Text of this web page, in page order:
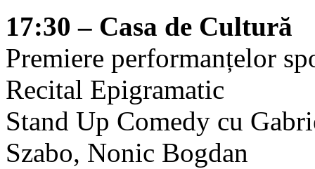
17:30 – Casa de Cultură
Premiere performanțelor
Recital Epigramatic
Stand Up Comedy cu
Szabo, Nonic Bogdan